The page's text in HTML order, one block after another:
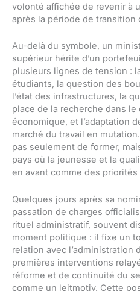
volonté affichée de revenir à
après la période de transition
Au-delà du symbole, un
supérieur hérite d’un
plusieurs lignes de tension :
étudiants, la question des
l’état des infrastructures, la
place de la recherche dans
économique, et l’adaptation
marché du travail en mutation.
pas seulement de former,
pays où la jeunesse et la
en avant comme des priorités
Quelques jours après sa
passation de charges
rituel administratif, souvent
moment politique : il fixe un
relation avec l’administration
premières interventions
réforme et de continuité du
comme un leitmotiv. Cette